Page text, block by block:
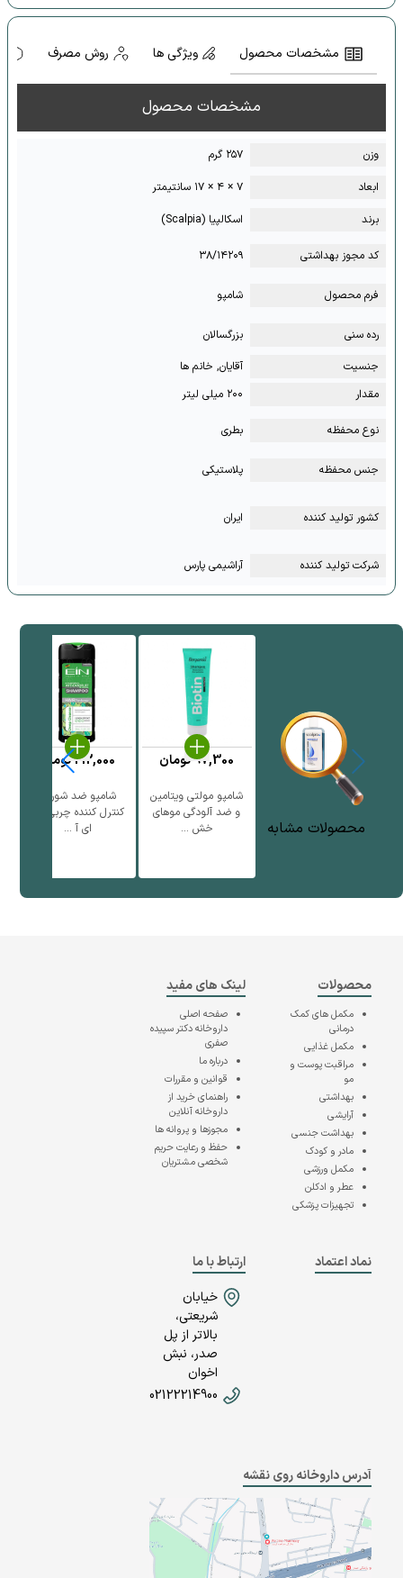
مشخصات محصول ویژگی ها روش مصرف
مشخصات محصول
وزن
۲۵۷ گرم
ابعاد
۷ × ۴ × ۱۷ سانتیمتر
برند
اسکالپیا (Scalpia)
کد مجوز بهداشتی ۳۸/۱۴۲۰۹
فرم محصول شامپو
رده سنی
بزرگسالان
جنسیت
آقایان, خانم ها
مقدار
۲۰۰ میلی لیتر
نوع محفظه بطری
جنس محفظه پلاستیکی
کشور تولید کننده ایران
شرکت تولید کننده آراشیمی پارس
محصولات مشابه
شامپو مولتی ویتامین
و ضد آلودگی موهای
خش ...
97,300تومان
شامپو ضد شوره و
کنترل کننده چربی سر
ای آ ...
212,000تومان
محصولات
مکمل های کمک
درمانی
مکمل غذایی
مراقبت پوست و
مو
بهداشتی
آرایشی
بهداشت جنسی
مادر و کودک
مکمل ورزشی
عطر و ادکلن
تجهیزات پزشکی
لینک های مفید
صفحه اصلی
داروخانه دکتر سپیده
صفری
درباره ما
قوانین و مقررات
راهنمای خرید از
داروخانه آنلاین
مجوزها و پروانه ها
حفظ و رعایت حریم
شخصی مشتریان
نماد اعتماد
ارتباط با ما
خیابان
شریعتی،
بالاتر از پل
صدر، نبش
اخوان
02122214900
آدرس داروخانه روی نقشه